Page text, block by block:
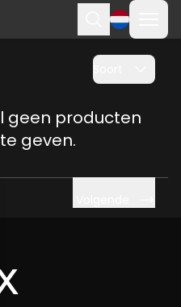
geen producten
geven.